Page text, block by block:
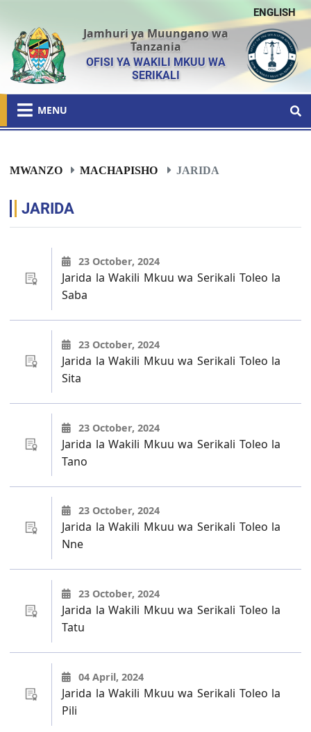
ENGLISH
Jamhuri ya Muungano wa
Tanzania
OFISI YA WAKILI MKUU WA
SERIKALI
MENU
MWANZO MACHAPISHO JARIDA
JARIDA
23 October, 2024
Jarida la Wakili Mkuu wa Serikali Toleo la
Saba
23 October, 2024
Jarida la Wakili Mkuu wa Serikali Toleo la
Sita
23 October, 2024
Jarida la Wakili Mkuu wa Serikali Toleo la
Tano
23 October, 2024
Jarida la Wakili Mkuu wa Serikali Toleo la
Nne
23 October, 2024
Jarida la Wakili Mkuu wa Serikali Toleo la
Tatu
04 April, 2024
Jarida la Wakili Mkuu wa Serikali Toleo la
Pili